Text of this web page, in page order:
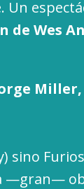
Un
de Wes
Miller,
sino
—gran—